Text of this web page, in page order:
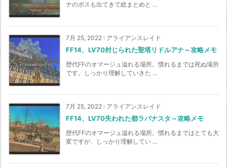
ナのボスも出てきて総まとめと ...
7月 25, 2022 : アライアンスレイド
FF14、LV70封じられた聖塔リドルアナ～攻略メモ
歴代FFのオマージュ溢れる場所。慣れるまでは死ぬ場所
です。しっかり理解していきた ...
7月 25, 2022 : アライアンスレイド
FF14、LV70失われた都ラバナスタ～攻略メモ
歴代FFのオマージュ溢れる場所。慣れるまではとても大
変ですが、しっかり理解してい ...